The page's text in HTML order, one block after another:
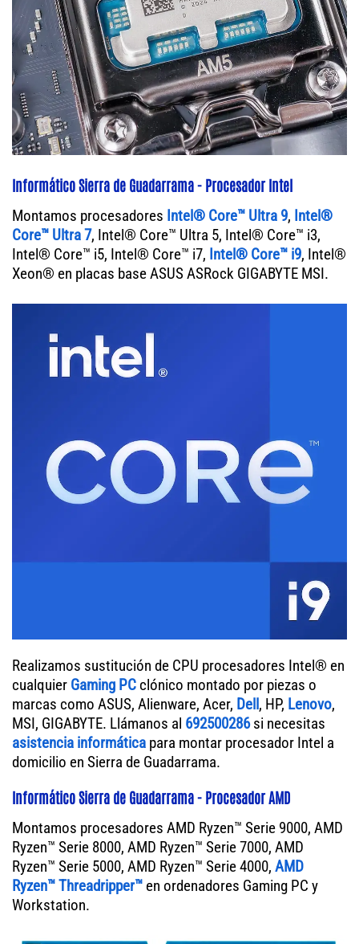
Informático Sierra de Guadarrama - Procesador Intel
Montamos procesadores Intel® Core™ Ultra 9, Intel®
Core™ Ultra 7, Intel® Core™ Ultra 5, Intel® Core™ i3,
Intel® Core™ i5, Intel® Core™ i7, Intel® Core™ i9, Intel®
Xeon® en placas base ASUS ASRock GIGABYTE MSI.
Realizamos sustitución de CPU procesadores Intel® en
cualquier Gaming PC clónico montado por piezas o
marcas como ASUS, Alienware, Acer, Dell, HP, Lenovo,
MSI, GIGABYTE. Llámanos al 692500286si necesitas
asistencia informática para montar procesador Intel a
domicilio en Sierra de Guadarrama.
Informático Sierra de Guadarrama - Procesador AMD
Montamos procesadores AMD Ryzen™ Serie 9000, AMD
Ryzen™ Serie 8000, AMD Ryzen™ Serie 7000, AMD
Ryzen™ Serie 5000, AMD Ryzen™ Serie 4000, AMD
Ryzen™ Threadripper™ en ordenadores Gaming PC y
Workstation.